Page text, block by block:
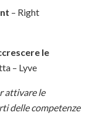
– Right
le
– Lyve
attivare le
delle competenze